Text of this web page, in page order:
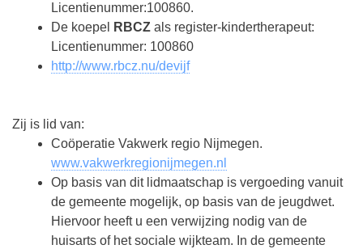
Licentienummer:100860.
De koepel
RBCZ als register-kindertherapeut:
Licentienummer: 100860
http://www.rbcz.nu/devijf
Zij is lid van:
Coöperatie Vakwerk regio Nijmegen.
www.vakwerkregionijmegen.nl
Op basis van dit lidmaatschap is vergoeding vanuit
de gemeente mogelijk, op basis van de jeugdwet.
Hiervoor heeft u een verwijzing nodig van de
huisarts of het sociale wijkteam. In de gemeente